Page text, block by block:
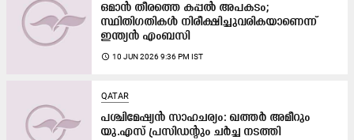
ഒമാൻ തീരത്തെ കപ്പൽ അപകടം;
സ്ഥിതിഗതികൾ നിരീക്ഷിച്ചുവരികയാണെന്ന്
ഇന്ത്യൻ എംബസി
access_time 10 JUN 2026 9:36 PM IST
QATAR
പശ്ചിമേഷ്യൻ സാഹചര്യം: ഖത്തർ അമീറും
യു.എസ് പ്രസിഡന്റും ചർച്ച നടത്തി